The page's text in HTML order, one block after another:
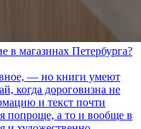
магазинах Петербурга?
— но книги умеют
когда дороговизна не
и текст почти
попроще, а то и вообще в